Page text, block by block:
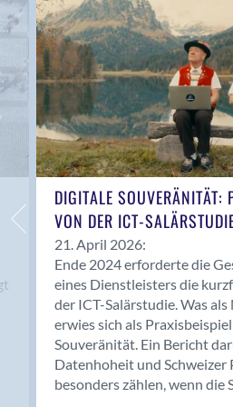
Anwil
Appenzell
Au SG
Baar
Baden
Balsthal
Balzers
Basel
Bassersdorf
Belp
Bendern
Benken (SG)
Bergdietikon
Berlin
Bern
Bern - Liebefeld
DIGITALE SOUVERÄNITÄT:
VON DER ICT-
21. April 2026:
Ende 2024 erforderte die
eines Dienstleisters die
der ICT-Salärstudie. Was
erwies sich als
Souveränität. Ein Bericht
Datenhoheit und Schweizer
besonders zählen, wenn die